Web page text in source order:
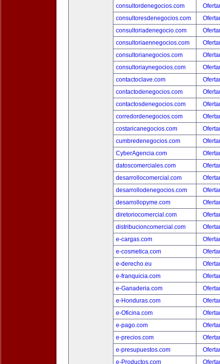
consultordenegocios.com
consultoresdenegocios.com
consultoriadenegocio.com
consultoriaennegocios.com
consultorianegocios.com
consultoriaynegocios.com
contactoclave.com
contactodenegocios.com
contactosdenegocios.com
corredordenegocios.com
costaricanegocios.com
cumbredenegocios.com
CyberAgencia.com
datoscomerciales.com
desarrollocomercial.com
desarrollodenegocios.com
desarrollopyme.com
diretoriocomercial.com
distribucioncomercial.com
e-cargas.com
e-cosmetica.com
e-derecho.eu
e-franquicia.com
e-Ganaderia.com
e-Honduras.com
e-Oficina.com
e-pago.com
e-precios.com
e-presupuestos.com
e-Productos.com